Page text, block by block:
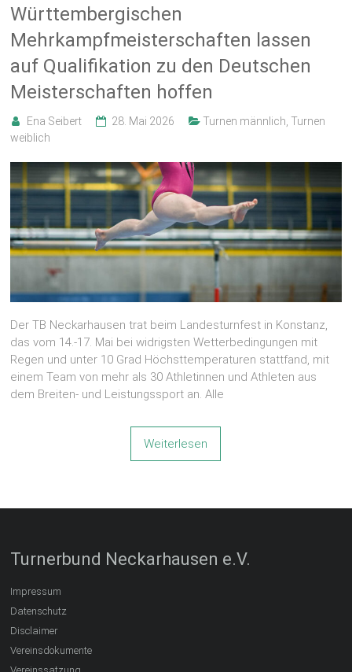
Württembergischen
Mehrkampfmeisterschaften lassen
auf Qualifikation zu den Deutschen
Meisterschaften hoffen
Ena Seibert 28. Mai 2026 Turnen männlich Turnen
weiblich
Der TB Neckarhausen trat beim Landesturnfest in Konstanz,
das vom 14.-17. Mai bei widrigsten Wetterbedingungen mit
Regen und unter 10 Grad Höchsttemperaturen stattfand, mit
einem Team von mehr als 30 Athletinnen und Athleten aus
dem Breiten- und Leistungssport an. Alle
Weiterlesen
Turnerbund Neckarhausen e.V.
Impressum
Datenschutz
Disclaimer
Vereinsdokumente